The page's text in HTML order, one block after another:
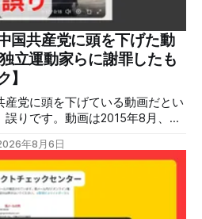
とも合計194万回を超えている。
まざまな根拠不明の情報が飛び交
ごろ、熊本県で震度7の地震が
島町のショッピングセンター
国共産党に頭を下げた動
立運動家らに謝罪したも
党に頭を下げている動画だとい
りです。動画は2015年8月、鳩
す。中国共産党に対して頭を下
言説 2026
左翼を嫌うのか、考えたことは
左寄り首相だった鳩山由紀夫が
年まで1年間務めました。/こ
年8月6日